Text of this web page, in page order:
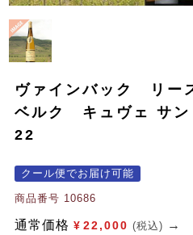
ヴァインバック リー
ベルク キュヴェ サ
22
クール便でお届け可能
商品番号 10686
通常価格 ¥ 22,000 (税込)